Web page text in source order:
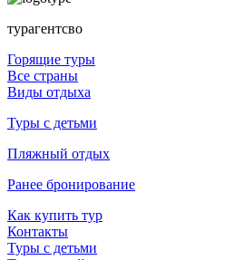
турагентсво
Горящие туры
Все страны
Виды отдыха
Туры с детьми
Пляжный отдых
Ранее бронирование
Как купить тур
Контакты
Туры с детьми